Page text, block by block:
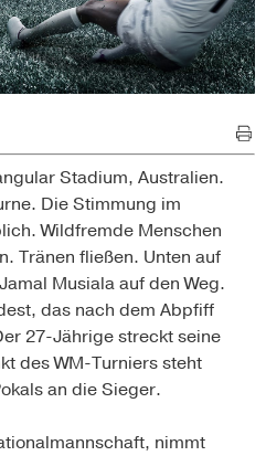
Stadium, Australien.
Die Stimmung im
Wildfremde Menschen
Tränen fließen. Unten auf
Musiala auf den Weg.
das nach dem Abpfiff
27-Jährige streckt seine
des WM-Turniers steht
an die Sieger.
nimmt